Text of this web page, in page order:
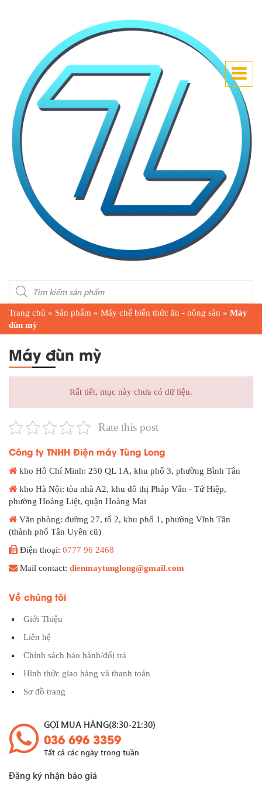
Products
search
Trang chủ » Sản phẩm » Máy chế biến thức ăn - nông sản » Máy
đùn mỳ
Máy đùn mỳ
Rất tiết, mục này chưa có dữ liệu.
Rate this post
Công ty TNHH Điện máy Tùng Long
kho Hồ Chí Minh: 250 QL 1A, khu phố 3, phường Bình Tân
kho Hà Nội: tòa nhà A2, khu đô thị Pháp Vân - Tứ Hiệp,
phường Hoàng Liệt, quận Hoàng Mai
Văn phòng: đường 27, tổ 2, khu phố 1, phường Vĩnh Tân
(thành phố Tân Uyên cũ)
Điện thoại: 0777 96 2468
Mail contact: dienmaytunglong@gmail.com
Về chúng tôi
Giới Thiệu
Liên hệ
Chính sách bảo hành/đổi trả
Hình thức giao hàng và thanh toán
Sơ đồ trang
GỌI MUA HÀNG(8:30-21:30)
036 696 3359
Tất cả các ngày trong tuần
Đăng ký nhận báo giá